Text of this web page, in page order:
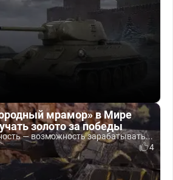
мрамор» в Мире
золото за победы
— возможность зарабатывать...
4